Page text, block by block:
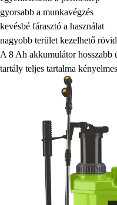
gyorsabb a munkavégzés
kevésbé fárasztó a használat
nagyobb terület kezelhető
A 8 Ah akkumulátor hosszabb
tartály teljes tartalma